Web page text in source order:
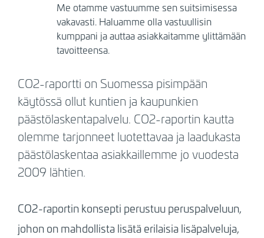
Me otamme vastuumme sen suitsimisessa
vakavasti. Haluamme olla vastuullisin
kumppani ja auttaa asiakkaitamme ylittämään
tavoitteensa.
CO2-raportti on Suomessa pisimpään
käytössä ollut kuntien ja kaupunkien
päästölaskentapalvelu. CO2-raportin kautta
olemme tarjonneet luotettavaa ja laadukasta
päästölaskentaa asiakkaillemme jo vuodesta
2009 lähtien.
CO2-raportin konsepti perustuu peruspalveluun,
johon on mahdollista lisätä erilaisia lisäpalveluja,